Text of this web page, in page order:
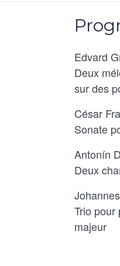
Edvard
Deux
sur des
César
Sonate
Antonín
Deux
Trio pour
majeur